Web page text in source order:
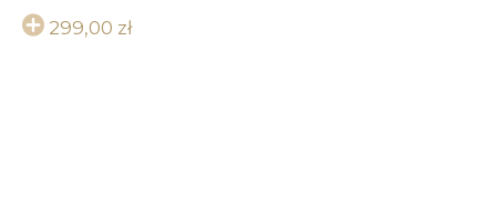
299,00 zł